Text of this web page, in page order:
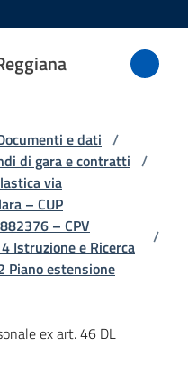
e dati /
di gara e contratti /
via
– CUP
– CPV
Istruzione e Ricerca
Piano estensione
/
ex art. 46 DL